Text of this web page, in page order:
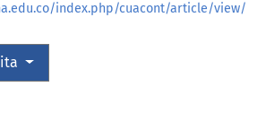
index.php/cuacont/article/view/